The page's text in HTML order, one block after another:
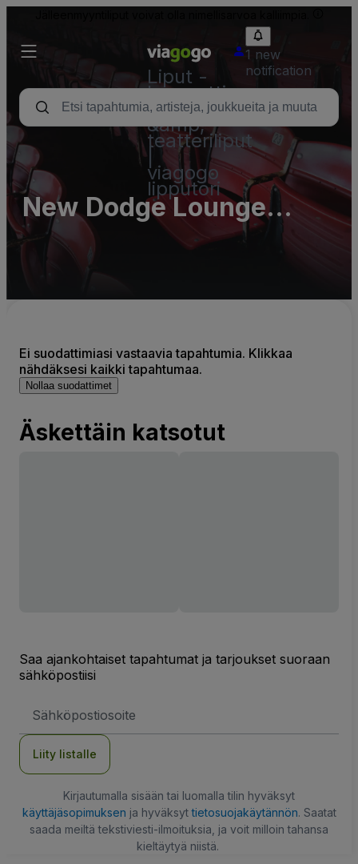
Liput -
konsertti,
urheilu
&amp;
teatteriliput
viagogo
lipputori
1 new
notification
New Dodge Lounge
Parking Lots (InActive)
Ei suodattimiasi vastaavia tapahtumia. Klikkaa
nähdäksesi kaikki tapahtumaa.
Nollaa suodattimet
Äskettäin katsotut
Saa ajankohtaiset tapahtumat ja tarjoukset suoraan
sähköpostiisi
Liity listalle
Kirjautumalla sisään tai luomalla tilin hyväksyt
käyttäjäsopimuksen ja hyväksyttietosuojakäytännön. Saatat
saada meiltä tekstiviesti-ilmoituksia, ja voit milloin tahansa
kieltäytyä niistä.